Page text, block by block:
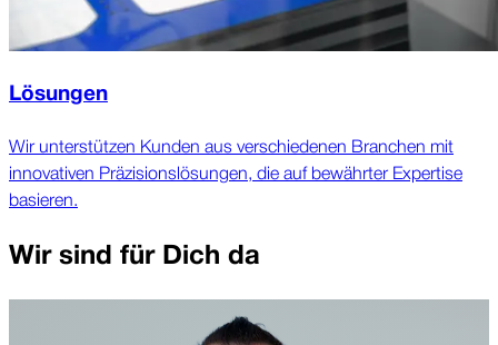
Lösungen
Wir unter­stützen Kunden aus ver­schiedenen Branchen mit
inno­vativen Prä­zisions­lösungen, die auf bewährter Exper­tise
basieren.
Wir sind für Dich da